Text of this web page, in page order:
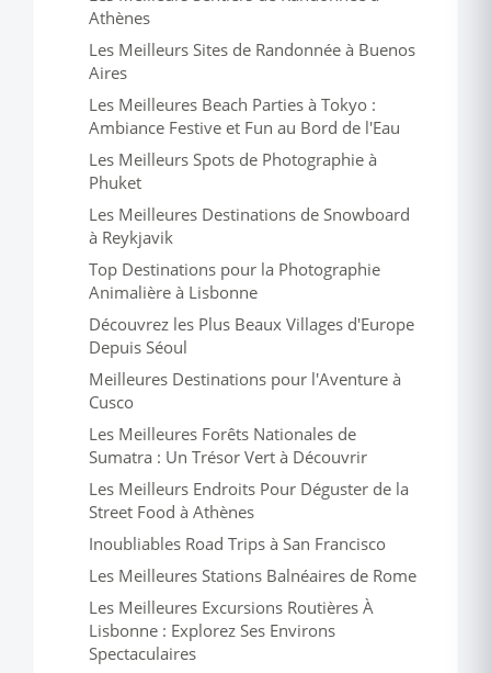
Athènes
Les Meilleurs Sites de Randonnée à Buenos
Aires
Les Meilleures Beach Parties à Tokyo :
Ambiance Festive et Fun au Bord de l'Eau
Les Meilleurs Spots de Photographie à
Phuket
Les Meilleures Destinations de Snowboard
à Reykjavik
Top Destinations pour la Photographie
Animalière à Lisbonne
Découvrez les Plus Beaux Villages d'Europe
Depuis Séoul
Meilleures Destinations pour l'Aventure à
Cusco
Les Meilleures Forêts Nationales de
Sumatra : Un Trésor Vert à Découvrir
Les Meilleurs Endroits Pour Déguster de la
Street Food à Athènes
Inoubliables Road Trips à San Francisco
Les Meilleures Stations Balnéaires de Rome
Les Meilleures Excursions Routières À
Lisbonne : Explorez Ses Environs
Spectaculaires